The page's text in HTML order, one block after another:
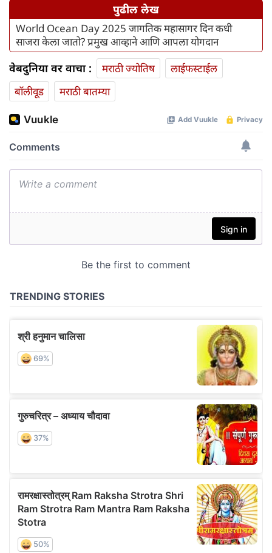
पुढील लेख
World Ocean Day 2025 जागतिक महासागर दिन कधी
साजरा केला जातो? प्रमुख आव्हाने आणि आपला योगदान
वेबदुनिया वर वाचा : मराठी ज्योतिष
लाईफस्टाईल
बॉलीवूड
मराठी बातम्या